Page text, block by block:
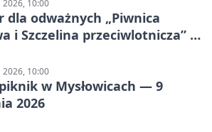
10:00
dla odważnych „Piwnica
i Szczelina przeciwlotnicza” –
10:00
w Mysłowicach — 9
2026